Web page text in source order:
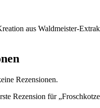
aus Waldmeister-
Rezensionen.
Rezension für